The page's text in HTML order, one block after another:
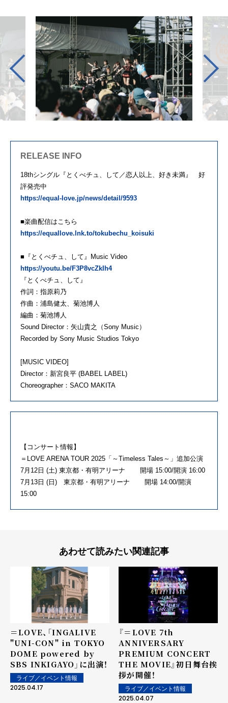
RELEASE INFO
18thシングル『とくべチュ、して／恋人以上、好き未満』 好
評発売中
https://equal-love.jp/news/detail/9593
■楽曲配信はこちら
https://equallove.lnk.to/tokubechu_koisuki
■『とくべチュ、して』Music Video
https://youtu.be/F3P8vcZkIh4
『とくべチュ、して』
作詞：指原莉乃
作曲：浦島健太、菊池博人
編曲：菊池博人
Sound Director：矢山貴之（Sony Music）
Recorded by Sony Music Studios Tokyo
[MUSIC VIDEO]
Director：新宮良平 (BABEL LABEL)
Choreographer：SACO MAKITA
【コンサート情報】
＝LOVE ARENA TOUR 2025「～Timeless Tales～」追加公演
7月12日 (土) 東京都・有明アリーナ 開場 15:00/開演 16:00
7月13日 (日) 東京都・有明アリーナ 開場 14:00/開演
15:00
あわせて読みたい関連記事
＝LOVE、「INGALIVE
"UNI-CON" in TOKYO
DOME powered by
SBS INKIGAYO」に出演！
ライブ／イベント情報
2025.04.17
『＝LOVE 7th
ANNIVERSARY
PREMIUM CONCERT
THE MOVIE』初日舞台挨
拶が開催！
ライブ／イベント情報
2025.04.07